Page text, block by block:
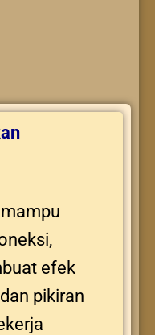
efek
pikiran